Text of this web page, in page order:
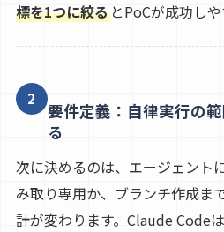
標を1つに絞るとPoCが成功しや
2
要件定義：自律実行の
る
次に決めるのは、エージェント
み取り専用か、ブランチ作成ま
計が変わります。Claude Code